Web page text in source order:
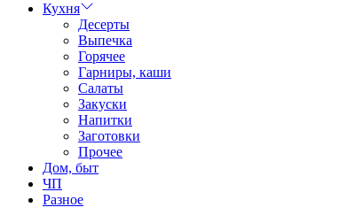
Кухня
Десерты
Выпечка
Горячее
Гарниры, каши
Салаты
Закуски
Напитки
Заготовки
Прочее
Дом, быт
ЧП
Разное